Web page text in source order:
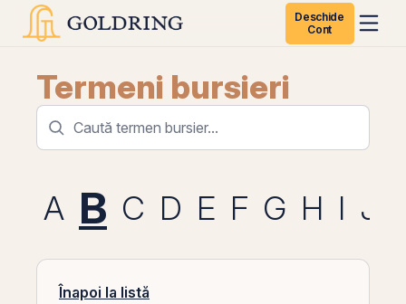
Deschide
Cont
Termeni bursieri
A B C D E F G H I J
Înapoi la listă